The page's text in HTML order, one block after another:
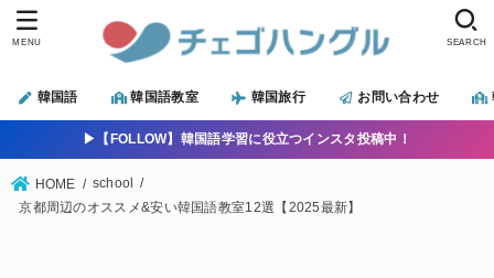
韓国語 韓国語教室 韓国旅行 お問い合わせ
SEARCH
MENU
▶︎【FOLLOW】韓国語学習に役立つインスタ投稿中！
HOME
school
京都周辺のオススメ&安い韓国語教室12選【2025最新】